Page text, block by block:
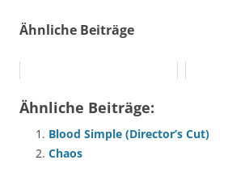
Ähnliche Beiträge
Ähnliche Beiträge:
Blood Simple (Director’s Cut)
Chaos